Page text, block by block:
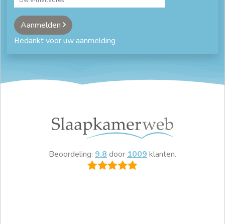
Aanmelden
Bedankt voor uw aanmelding
Beoordeling: 9.8 door 1009 klanten.